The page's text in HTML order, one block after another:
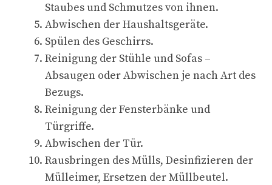
Staubes und Schmutzes von ihnen.
Abwischen der Haushaltsgeräte.
Spülen des Geschirrs.
Reinigung der Stühle und Sofas –
Absaugen oder Abwischen je nach Art des
Bezugs.
Reinigung der Fensterbänke und
Türgriffe.
Abwischen der Tür.
Rausbringen des Mülls, Desinfizieren der
Mülleimer, Ersetzen der Müllbeutel.